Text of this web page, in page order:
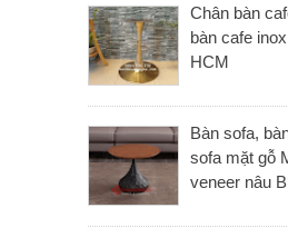
Chân bàn
bàn cafe
HCM
Bàn sofa,
sofa mặt gỗ
veneer nâu